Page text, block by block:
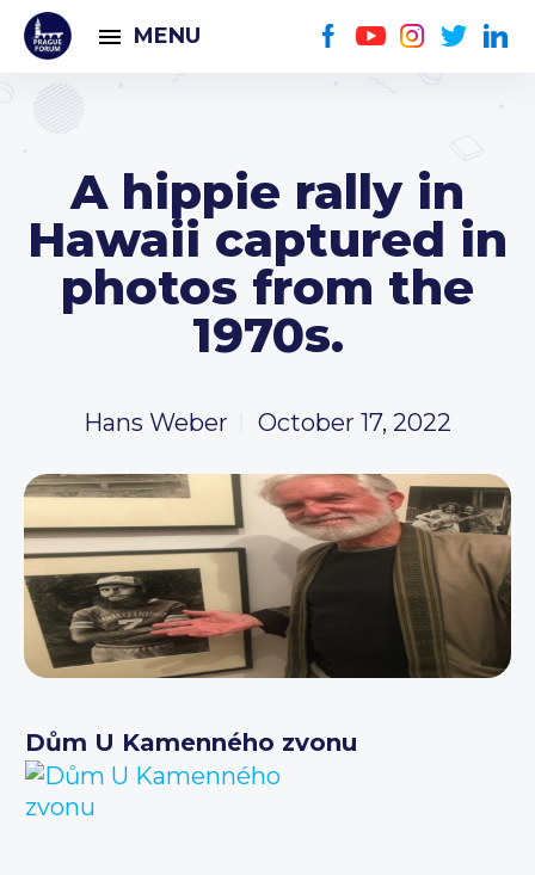
MENU
A hippie rally in
Hawaii captured in
photos from the
1970s.
Hans Weber October 17, 2022
Dům U Kamenného zvonu